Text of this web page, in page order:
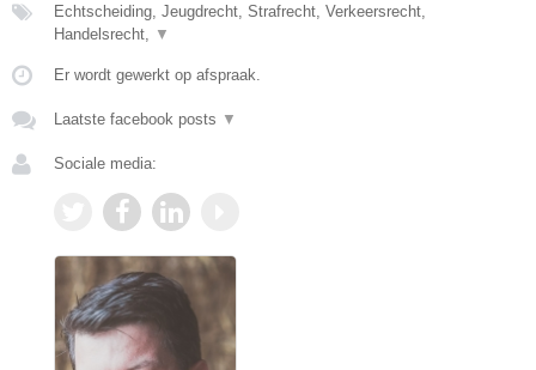
Echtscheiding, Jeugdrecht, Strafrecht, Verkeersrecht,
Handelsrecht,
▼
Er wordt gewerkt op afspraak.
Laatste facebook posts ▼
Sociale media: